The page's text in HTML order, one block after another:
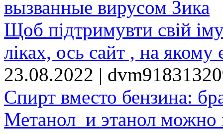
вызванные вирусом Зика
Щоб підтримувти свій
ліках, ось сайт , на якому
23.08.2022 |
Спирт вместо бензина:
Метанол и этанол можно